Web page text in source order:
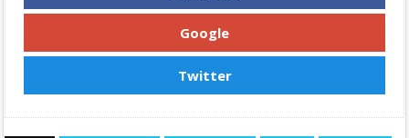
Google
Twitter